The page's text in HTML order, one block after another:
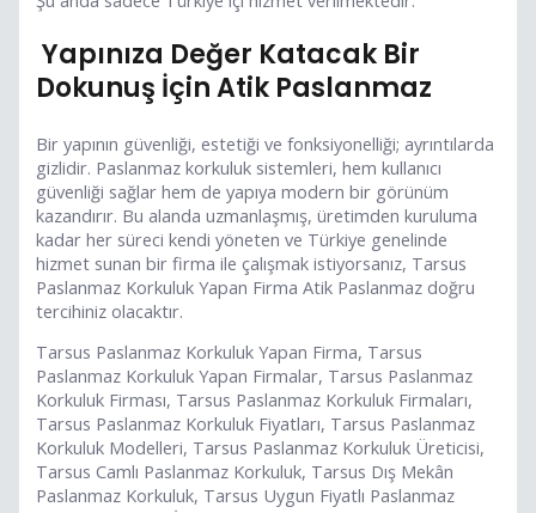
Yapınıza Değer Katacak Bir
Dokunuş İçin Atik Paslanmaz
Bir yapının güvenliği, estetiği ve fonksiyonelliği; ayrıntılarda
gizlidir. Paslanmaz korkuluk sistemleri, hem kullanıcı
güvenliği sağlar hem de yapıya modern bir görünüm
kazandırır. Bu alanda uzmanlaşmış, üretimden kuruluma
kadar her süreci kendi yöneten ve Türkiye genelinde
hizmet sunan bir firma ile çalışmak istiyorsanız, Tarsus
Paslanmaz Korkuluk Yapan Firma Atik Paslanmaz doğru
tercihiniz olacaktır.
Tarsus Paslanmaz Korkuluk Yapan Firma, Tarsus
Paslanmaz Korkuluk Yapan Firmalar, Tarsus Paslanmaz
Korkuluk Firması, Tarsus Paslanmaz Korkuluk Firmaları,
Tarsus Paslanmaz Korkuluk Fiyatları, Tarsus Paslanmaz
Korkuluk Modelleri, Tarsus Paslanmaz Korkuluk Üreticisi,
Tarsus Camlı Paslanmaz Korkuluk, Tarsus Dış Mekân
Paslanmaz Korkuluk, Tarsus Uygun Fiyatlı Paslanmaz